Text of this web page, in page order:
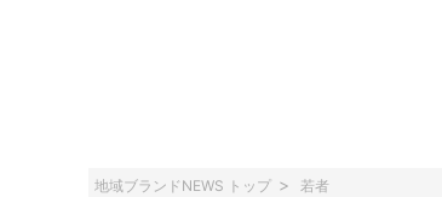
地域ブランドNEWS トップ 若者